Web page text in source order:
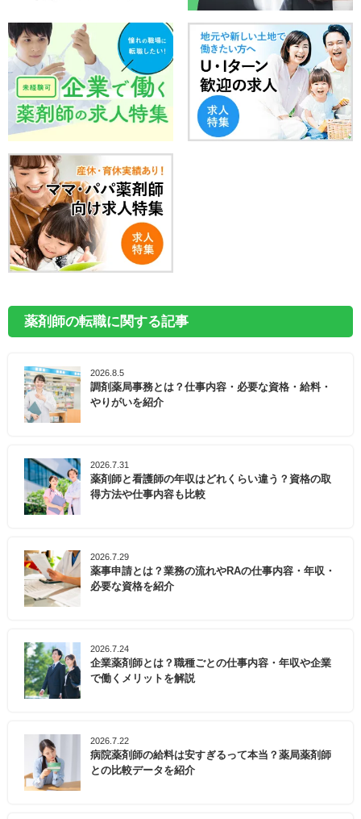
薬剤師の転職に関する記事
2026.8.5
調剤薬局事務とは？仕事内容・必要な資格・給料・
やりがいを紹介
2026.7.31
薬剤師と看護師の年収はどれくらい違う？資格の取
得方法や仕事内容も比較
2026.7.29
薬事申請とは？業務の流れやRAの仕事内容・年収・
必要な資格を紹介
2026.7.24
企業薬剤師とは？職種ごとの仕事内容・年収や企業
で働くメリットを解説
2026.7.22
病院薬剤師の給料は安すぎるって本当？薬局薬剤師
との比較データを紹介